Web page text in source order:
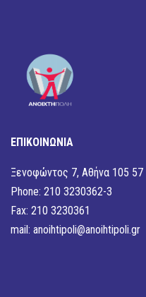
ΕΠΙΚΟΙΝΩΝΙΑ
Ξενοφώντος 7, Αθήνα 105 57
Phone: 210 3230362-3
Fax: 210 3230361
mail: anoihtipoli@anoihtipoli.gr